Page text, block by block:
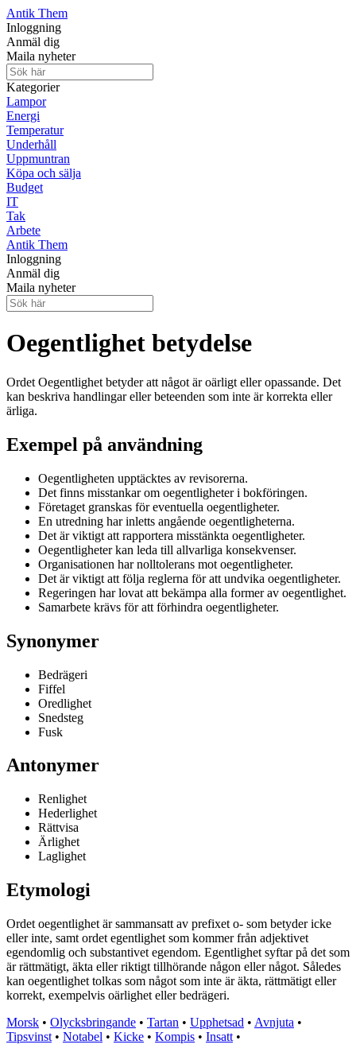
Antik Them
Inloggning
Anmäl dig
Maila nyheter
Kategorier
Lampor
Energi
Temperatur
Underhåll
Uppmuntran
Köpa och sälja
Budget
IT
Tak
Arbete
Antik Them
Inloggning
Anmäl dig
Maila nyheter
Oegentlighet betydelse
Ordet Oegentlighet betyder att något är oärligt eller opassande. Det
kan beskriva handlingar eller beteenden som inte är korrekta eller
ärliga.
Exempel på användning
Oegentligheten upptäcktes av revisorerna.
Det finns misstankar om oegentligheter i bokföringen.
Företaget granskas för eventuella oegentligheter.
En utredning har inletts angående oegentligheterna.
Det är viktigt att rapportera misstänkta oegentligheter.
Oegentligheter kan leda till allvarliga konsekvenser.
Organisationen har nolltolerans mot oegentligheter.
Det är viktigt att följa reglerna för att undvika oegentligheter.
Regeringen har lovat att bekämpa alla former av oegentlighet.
Samarbete krävs för att förhindra oegentligheter.
Synonymer
Bedrägeri
Fiffel
Oredlighet
Snedsteg
Fusk
Antonymer
Renlighet
Hederlighet
Rättvisa
Ärlighet
Laglighet
Etymologi
Ordet oegentlighet är sammansatt av prefixet o- som betyder icke
eller inte, samt ordet egentlighet som kommer från adjektivet
egendomlig och substantivet egendom. Egentlighet syftar på det som
är rättmätigt, äkta eller riktigt tillhörande någon eller något. Således
kan oegentlighet tolkas som något som inte är äkta, rättmätigt eller
korrekt, exempelvis oärlighet eller bedrägeri.
Morsk • Olycksbringande • Tartan • Upphetsad • Avnjuta •
Tipsvinst • Notabel • Kicke • Kompis • Insatt •